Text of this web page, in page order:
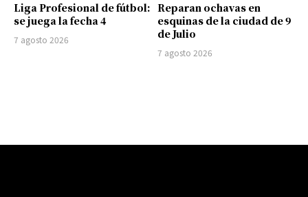
Liga Profesional de fútbol:
se juega la fecha 4
7 agosto 2026
Reparan ochavas en
esquinas de la ciudad de 9
de Julio
7 agosto 2026